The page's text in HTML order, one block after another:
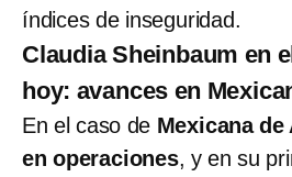
índices de inseguridad.
Claudia Sheinbaum en
hoy: avances en
En el caso de Mexicana
en operaciones, y en su